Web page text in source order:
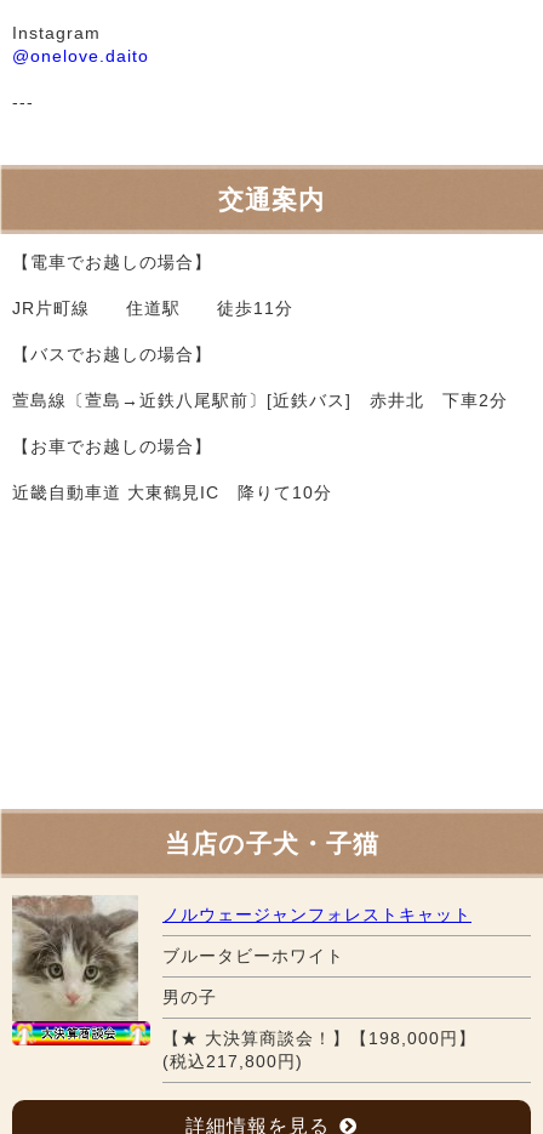
Instagram
@onelove.daito
---
交通案内
【電車でお越しの場合】
JR片町線 住道駅 徒歩11分
【バスでお越しの場合】
萱島線〔萱島→近鉄八尾駅前〕[近鉄バス] 赤井北 下車2分
【お車でお越しの場合】
近畿自動車道 大東鶴見IC 降りて10分
当店の子犬・子猫
ノルウェージャンフォレストキャット
ブルータビーホワイト
男の子
【★ 大決算商談会！】【198,000円】
(税込217,800円)
詳細情報を見る